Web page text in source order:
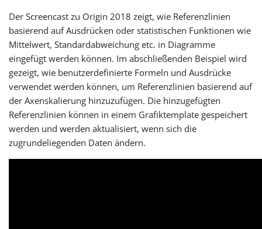
Der Screencast zu Origin 2018 zeigt, wie Referenzlinien
basierend auf Ausdrücken oder statistischen Funktionen wie
Mittelwert, Standardabweichung etc. in Diagramme
eingefügt werden können. Im abschließenden Beispiel wird
gezeigt, wie benutzerdefinierte Formeln und Ausdrücke
verwendet werden können, um Referenzlinien basierend auf
der Axenskalierung hinzuzufügen. Die hinzugefügten
Referenzlinien können in einem Grafiktemplate gespeichert
werden und werden aktualisiert, wenn sich die
zugrundeliegenden Daten ändern.